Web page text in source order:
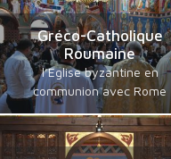
Gréco-Catholique
Roumaine
l’Eglise byzantine en
communion avec Rome